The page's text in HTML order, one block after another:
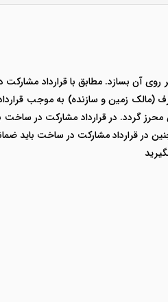
آن بسازد. مطابق با قرارداد
(مالک زمین و سازنده) به موجب
گردد. در قرارداد مشارکت در ساخت
در قرارداد مشارکت در ساخت باید